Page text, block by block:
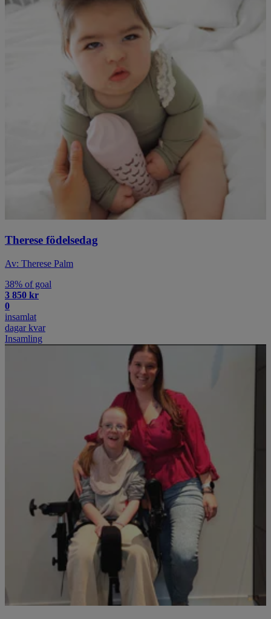
Therese födelsedag
Av: Therese Palm
38% of goal
3 850 kr
0
insamlat
dagar kvar
Insamling